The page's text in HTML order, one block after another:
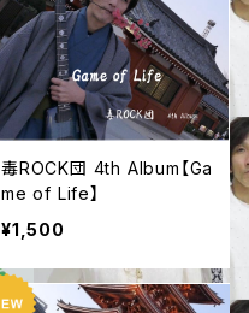
毒ROCK団 4th Album【Ga
me of Life】
¥1,500